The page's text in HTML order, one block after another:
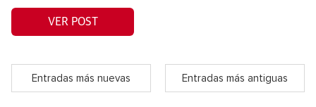
VER POST
Entradas más nuevas Entradas más antiguas